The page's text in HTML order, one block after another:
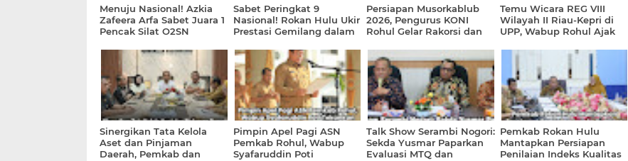
Menuju Nasional! Azkia
Zafeera Arfa Sabet Juara 1
Pencak Silat O2SN
Sabet Peringkat 9
Nasional! Rokan Hulu Ukir
Prestasi Gemilang dalam
Kemudahan Berusaha
2026
Persiapan Musorkablub
2026, Pengurus KONI
Rohul Gelar Rakorsi dan
Penjaringan
Temu Wicara REG VIII
Wilayah II Riau-Kepri di
UPP, Wabup Rohul Ajak
Berkolaborasi
Sinergikan Tata Kelola
Aset dan Pinjaman
Daerah, Pemkab dan
Pimpin Apel Pagi ASN
Pemkab Rohul, Wabup
Syafaruddin Poti
Talk Show Serambi Nogori:
Sekda Yusmar Paparkan
Evaluasi MTQ dan
Pemkab Rokan Hulu
Mantapkan Persiapan
Penilaian Indeks Kualitas